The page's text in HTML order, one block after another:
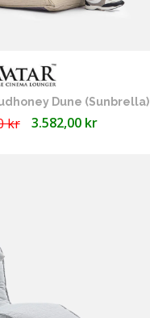
Dune (Sunbrella)
kr 3.582,00 kr